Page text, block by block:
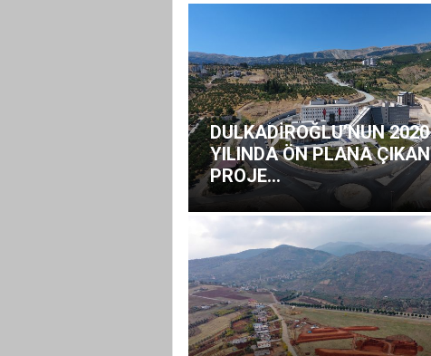
DULKADİROĞLU’NUN 2020
YILINDA ÖN PLANA ÇIKAN
PROJE...